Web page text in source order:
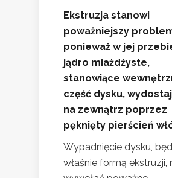
Ekstruzja stanowi
poważniejszy
ponieważ w jej
jądro miażdżyste,
stanowiące
część dysku,
na zewnątrz poprzez
pęknięty pierścień
Wypadnięcie dysku,
właśnie formą ekstruzji,